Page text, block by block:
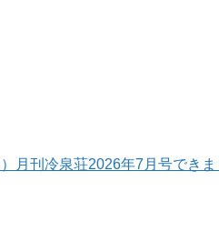
月刊冷泉荘2026年7月号でき